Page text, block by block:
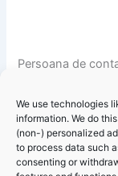
We use technologies
information. We do
(non-) personalized
to process data such
consenting or
Persoana de
int.123, fax 0241/
harsova.ro.